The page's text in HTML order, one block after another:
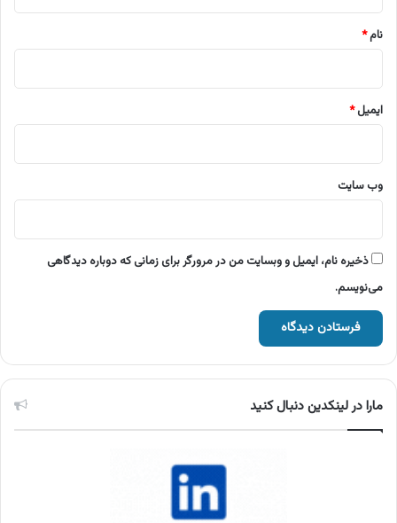
نام*
ایمیل*
وب‌ سایت
ذخیره نام، ایمیل و وبسایت من در مرورگر برای زمانی که دوباره دیدگاهی
می‌نویسم.
مارا در لینکدین دنبال کنید